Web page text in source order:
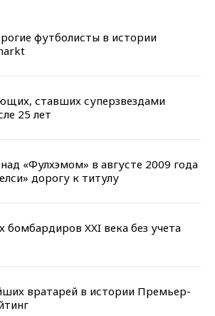
футболисты в истории
ставших суперзвездами
25 лет
«Фулхэмом» в августе 2009 года
дорогу к титулу
бомбардиров XXI века без учета
вратарей в истории Премьер-